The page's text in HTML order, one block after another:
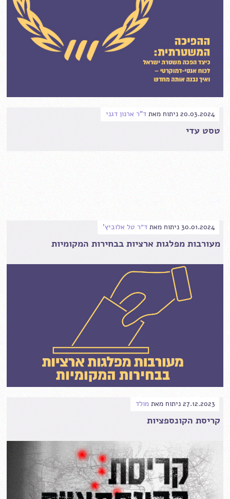
20.03.2024 ניתוח מאת ד"ר ארנון דגני
טסט עדי
30.01.2024 ניתוח מאת ד״ר טל אלוביץ'
מעורבות מפלגות ארציות בבחירות המקומיות
27.12.2023 ניתוח מאת מולד
קריסת הקונספציות